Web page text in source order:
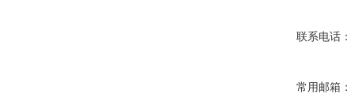
联系电话：
常用邮箱：